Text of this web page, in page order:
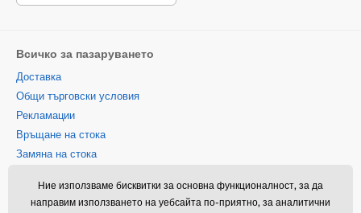
Всичко за пазаруването
Доставка
Общи търговски условия
Рекламации
Връщане на стока
Замяна на стока
бисквитки
Информация за контакт
Ние използваме бисквитки за основна функционалност, за да
направим използването на уебсайта по-приятно, за аналитични